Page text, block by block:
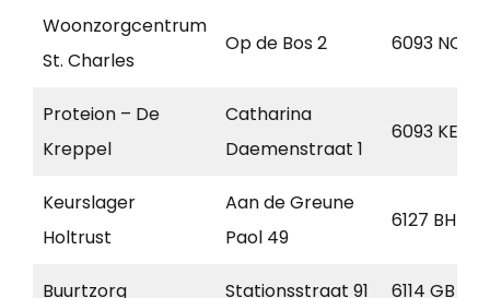
Woonzorgcentrum
St. Charles
Op de Bos 2 6093 NC
Proteion – De
Kreppel
Catharina
Daemenstraat 1
6093 KE
Keurslager
Holtrust
Aan de Greune
Paol 49
6127 BH
Buurtzorg Stationsstraat 91 6114 GB